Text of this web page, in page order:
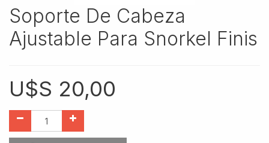
Soporte De Cabeza
Ajustable Para Snorkel Finis
U$S 20,00